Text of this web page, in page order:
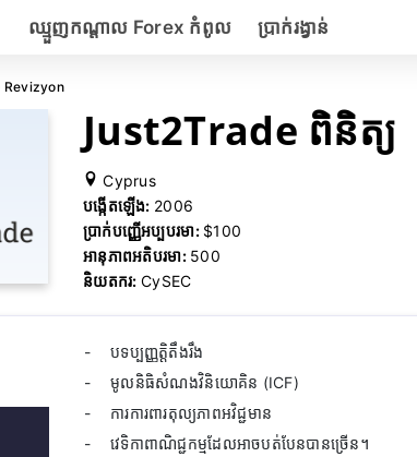
ឈ្មួញកណ្តាល Forex កំពូល ប្រាក់រង្វាន់
Revizyon
Just2Trade ពិនិត្យ
Cyprus
បង្កើតឡើង: 2006
ប្រាក់បញ្ញើអប្បបរមា: $100
អានុភាពអតិបរមា: 500
និយតករ: CySEC
បទប្បញ្ញត្តិតឹងរឹង
មូលនិធិសំណងវិនិយោគិន (ICF)
ការការពារតុល្យភាពអវិជ្ជមាន
វេទិកាពាណិជ្ជកម្មដែលអាចបត់បែនបានច្រើន។